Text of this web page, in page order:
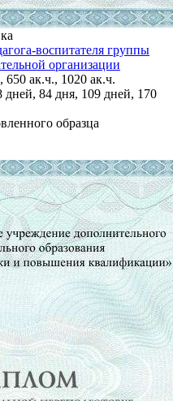
воспитателя группы
организации
650 ак.ч., 1020 ак.ч.
дней, 84 дня, 109 дней, 170
образца